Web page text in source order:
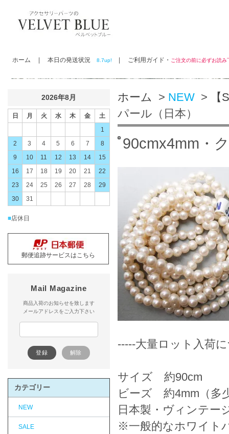
ホーム 本日の発送状況 8.7up! ご利用ガイド・ ご注文の前に必ずお読
ホーム > NEW >
パール（日本）
90cmx4mm・
-----大量ロット入荷
サイズ 約90cm
ビーズ 約4mm（多
日本製・ヴィンテー
※一般的なホワイト
2026年8月
日 月 火 水 木 金
土
1
2
3 4 5 6 7
8
9
10 11 12 13 14
15
16
17 18 19 20 21
22
23
24 25 26 27 28
29
30
31
■店休日
郵便追跡サービスはこちら
Mail Magazine
商品入荷のお知らせを致します
メールアドレスをご入力下さい
カテゴリー
NEW
SALE